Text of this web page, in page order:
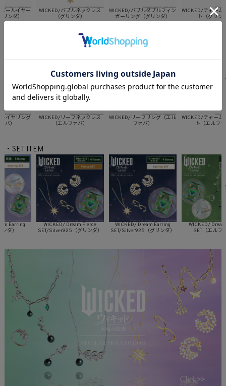
ルイヤー
ダ）
WICKED/バブルネックレス
（グリンダ）
WICKED/バブルダブルフィン
ガーリング（グリンダ）
WICKED/チャームブ
ト（グリンダ）
ヤリング
）
WICKED/リーフネックレス
（エルファバ）
WICKED/リーフリング（エル
ファバ）
WICKED/チャームブ
ト（エルファバ
・SET ITEM
）
WICKED/ Dream Pierce
SET/Silver925（グリンダ）
WICKED/ Dream Earring
SET/Silver925（グリンダ）
WICKED/ Dream
SET（エルファバ